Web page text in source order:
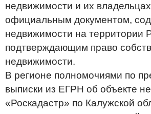
недвижимости и их
официальным документом,
недвижимости на территории
подтверждающим право
недвижимости.
В регионе полномочиями по
выписки из ЕГРН об объекте
«Роскадастр» по Калужской